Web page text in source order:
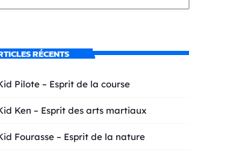
RÉCENTS
Pilote – Esprit de la course
Ken – Esprit des arts martiaux
Fourasse – Esprit de la nature